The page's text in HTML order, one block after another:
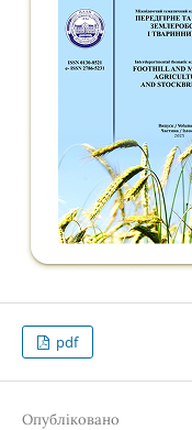
pdf
Опубліковано